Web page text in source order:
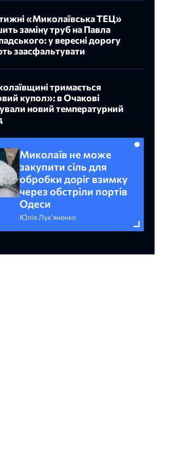
«Миколаївська ТЕЦ»
заміну труб на Павла
у вересні дорогу
заасфальтувати
тримається
купол»: в Очакові
новий температурний
Миколаїв не може
закупити сіль для
обробки доріг взимку
через обстріли портів
Одеси
Юлія Лук’яненко